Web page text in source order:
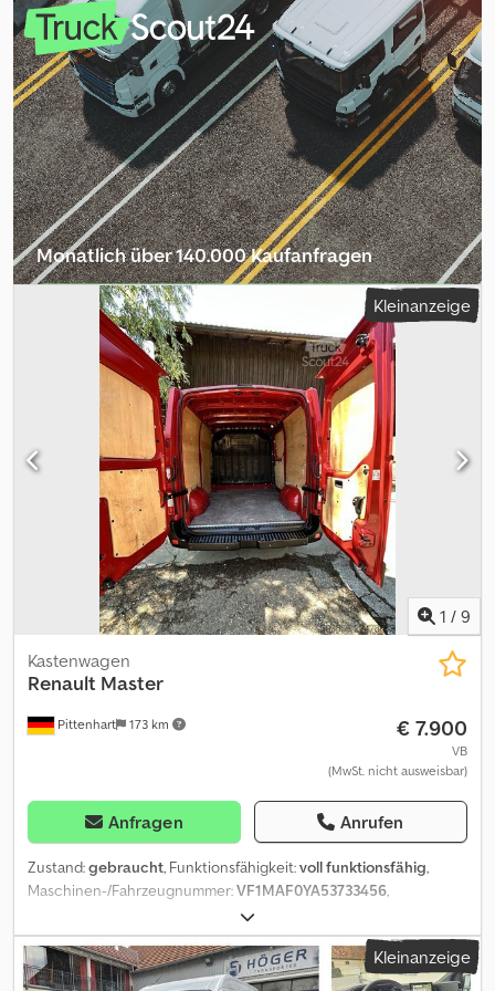
Monatlich über 140.000 Kaufanfragen
Händlerpaket auswählen Kleinanzeige
1 / 9
Pittenhart 173 km
Kastenwagen
Renault Master
€ 7.900
VB
(MwSt. nicht ausweisbar)
Anfragen Anrufen
Zustand:gebraucht, Funktionsfähigkeit:voll funktionsfähig,
Maschinen-/Fahrzeugnummer:VF1MAF0YA53733456,
, Leistung:
Erstzulassung:11/2015, Kraftstofftyp:Diesel, Leergewicht:1.922 kg,
Achsen-Konfiguration:2 Achsen, nächste Prüfung (TÜV):03/2028,
Farbe:Rot, Getriebetyp:mechanisch, Emissionsklasse:Euro4,
Kleinanzeige